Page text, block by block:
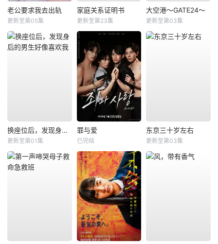
老公要求我去出轨
更新至第05集
家庭关系证明书
更新至第23集
大空港～GATE24～
更新至第03集
换座位后，发现身后的男生好像喜欢我
更新至第01集
罪与爱
已完结
东京三十岁左右
更新至第03集